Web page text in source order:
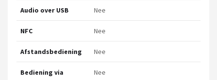
Audio over USB Nee
NFC Nee
Afstandsbediening Nee
Bediening via
Nee